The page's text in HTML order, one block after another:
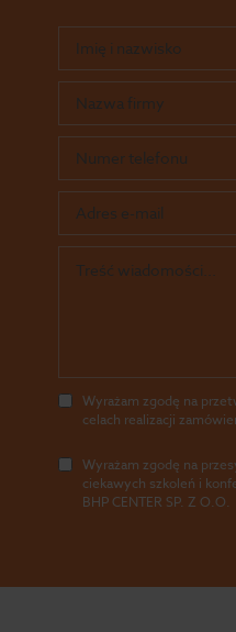
Wyrażam zgodę na
celach realizacji
Wyrażam zgodę na
ciekawych szkoleń i
BHP CENTER SP. Z O.O.